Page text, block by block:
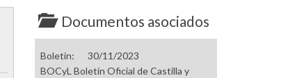
Documentos asociados
Boletín:
30/11/2023
BOCyL Boletín Oficial de Castilla y